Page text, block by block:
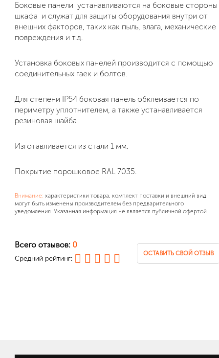
Боковые панели устанавливаются на боковые стороны
шкафа и служат для защиты оборудования внутри от
внешних факторов, таких как пыль, влага, механические
повреждения и т.д.
Установка боковых панелей производится с помощью
соединительных гаек и болтов.
Для степени IP54 боковая панель обклеивается по
периметру уплотнителем, а также устанавливается
резиновая шайба.
Изготавливается из стали 1 мм.
Покрытие порошковое RAL 7035.
Внимание: характеристики товара, комплект поставки и внешний вид
могут быть изменены производителем без предварительного
уведомления. Указанная информация не является публичной офертой.
Всего отзывов: 0
Средний рейтинг:
ОСТАВИТЬ СВОЙ ОТЗЫВ